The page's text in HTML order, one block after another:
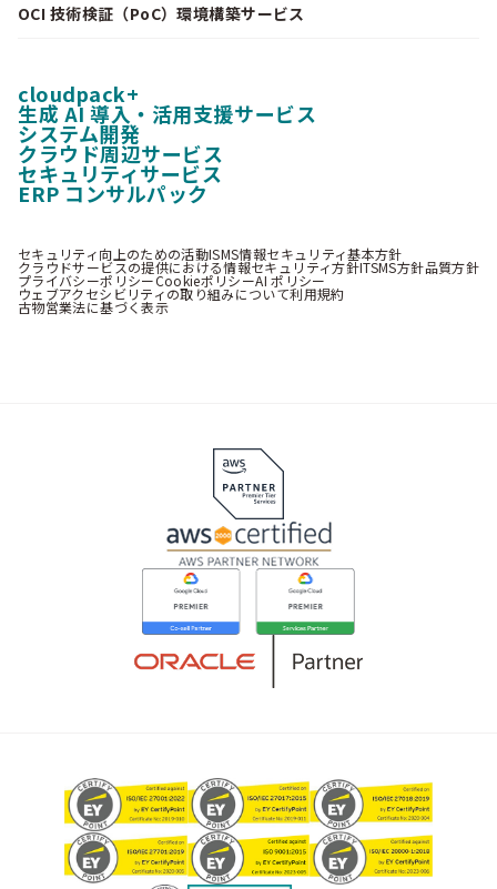
OCI 技術検証（PoC）環境構築サービス
cloudpack+
生成 AI 導入・活用支援サービス
システム開発
クラウド周辺サービス
セキュリティサービス
ERP コンサルパック
セキュリティ向上のための活動ISMS情報セキュリティ基本方針
クラウドサービスの提供における情報セキュリティ方針ITSMS方針品質方針
プライバシーポリシーCookieポリシーAI ポリシー
ウェブアクセシビリティの取り組みについて利用規約
古物営業法に基づく表示